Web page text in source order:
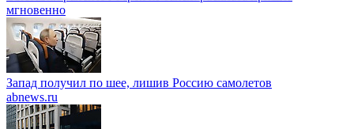
мгновенно
Запад получил по шее, лишив Россию самолетов
abnews.ru